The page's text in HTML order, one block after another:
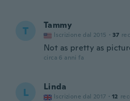
T Tammy
Iscrizione dal 2015 · 37
Not as pretty as
circa 6 anni fa
L Linda
Iscrizione dal 2017 · 12